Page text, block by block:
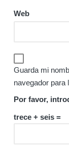
Web
Guarda mi
navegador para
Por favor,
trece + seis =